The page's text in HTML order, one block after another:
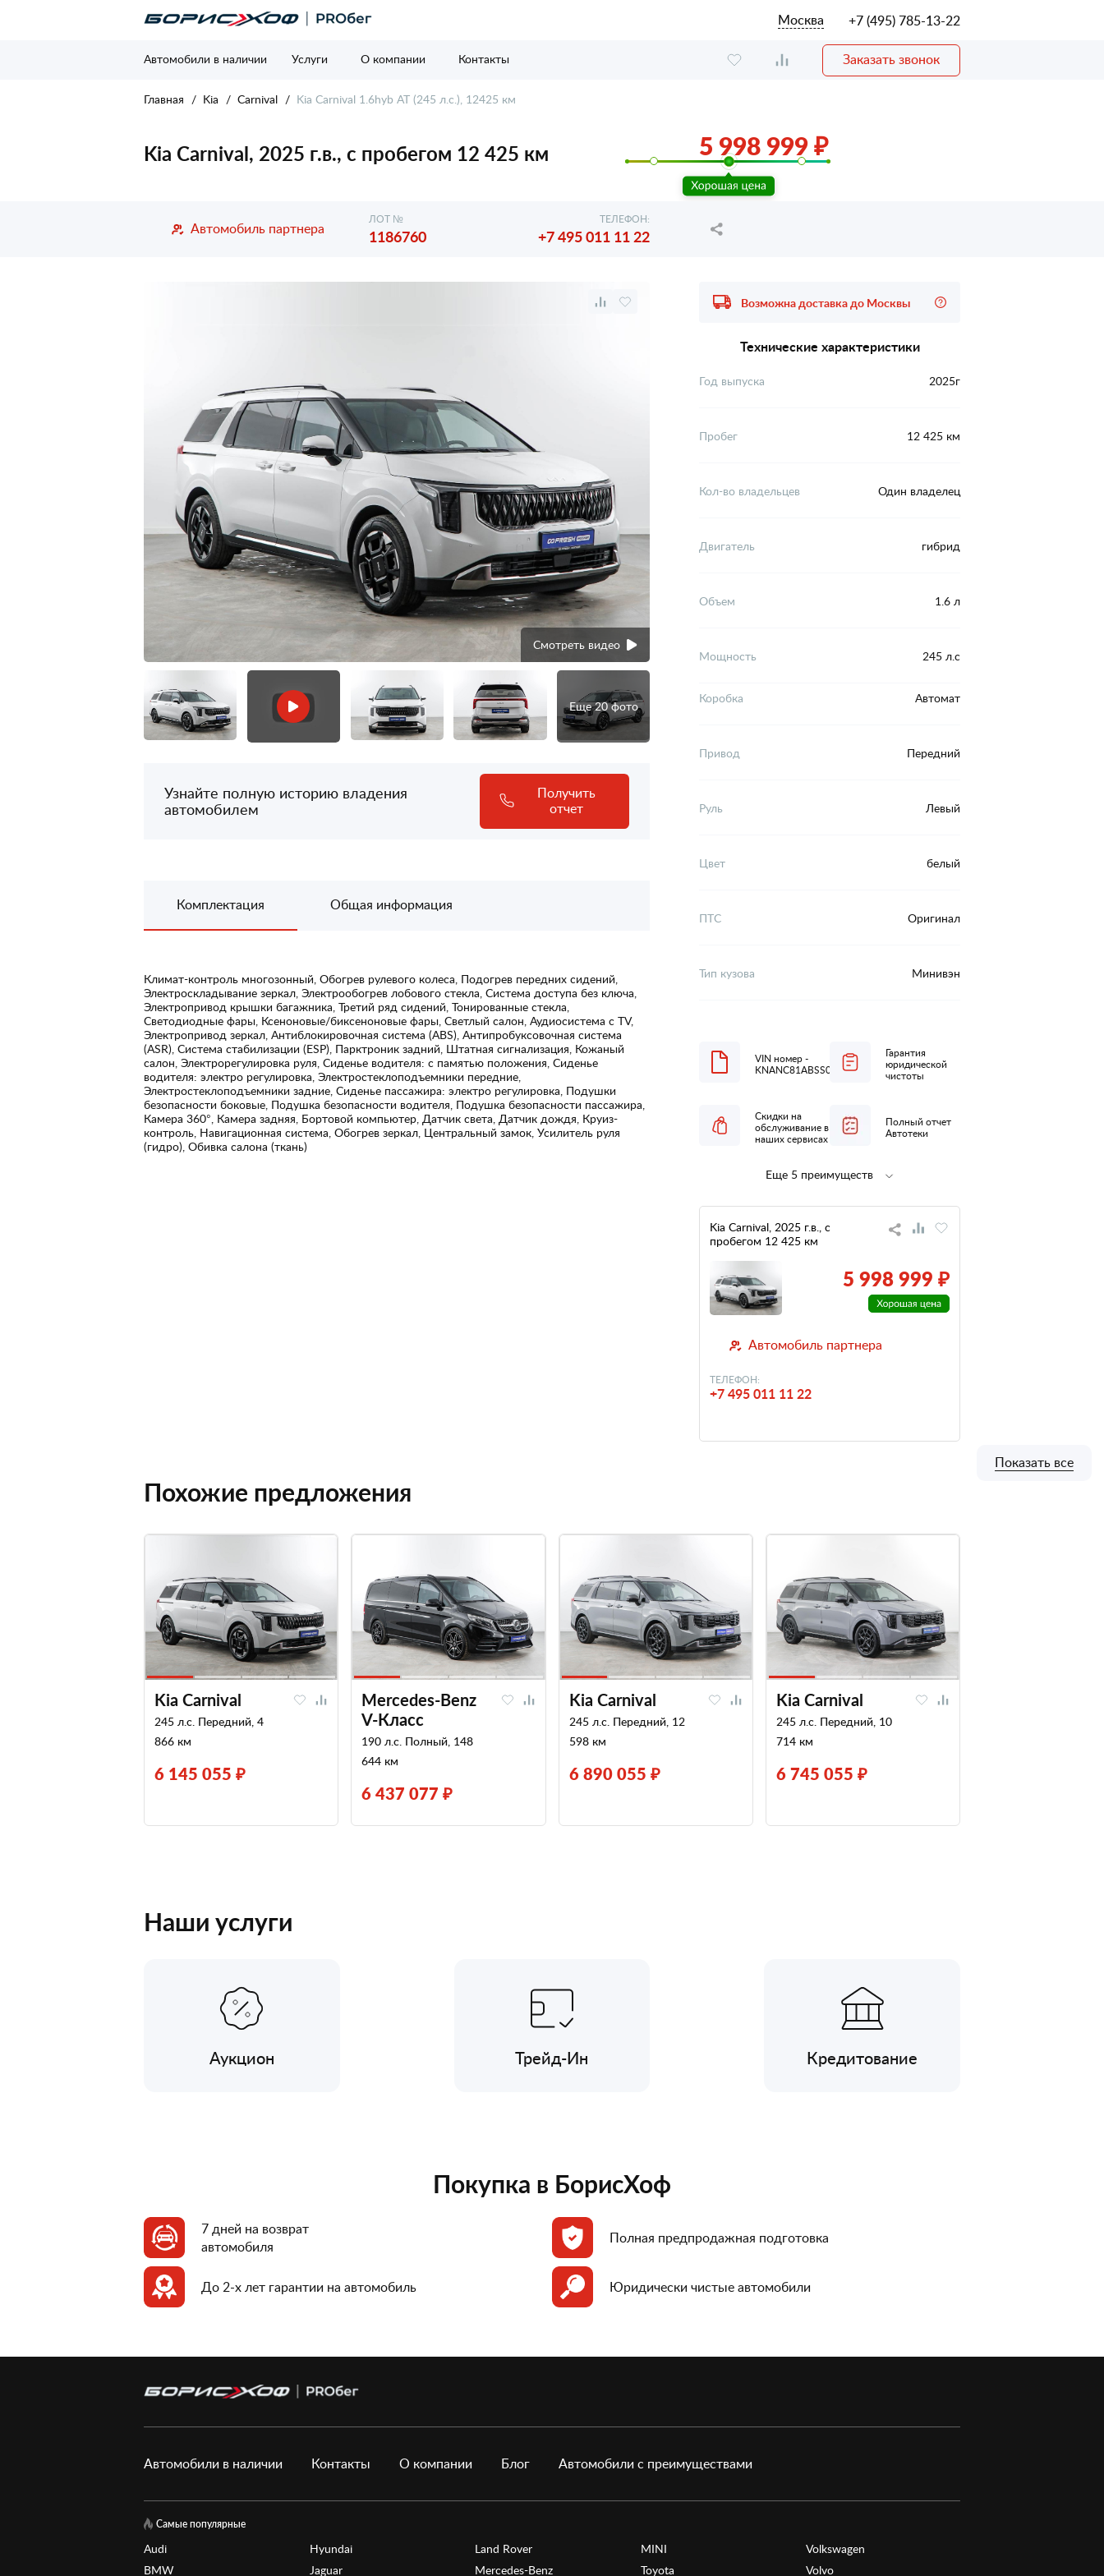
Москва +7 (495) 785-13-22
Автомобили в наличии Услуги О компании Контакты Заказать звонок
Главная Kia Carnival Kia Carnival 1.6hyb AT (245 л.с.), 12425 км
Kia Carnival, 2025 г.в., с пробегом 12 425 км 5 998 999 ₽
Автомобиль партнера
ЛОТ №
1186760
ТЕЛЕФОН:
+7 495 011 11 22
Смотреть видео
Еще 20 фото
Узнайте полную историю владения
автомобилем
Получить
отчет
Комплектация Общая информация
Климат-контроль многозонный, Обогрев рулевого колеса, Подогрев передних сидений,
Электроскладывание зеркал, Электрообогрев лобового стекла, Система доступа без ключа,
Электропривод крышки багажника, Третий ряд сидений, Тонированные стекла,
Светодиодные фары, Ксеноновые/биксеноновые фары, Светлый салон, Аудиосистема с TV,
Электропривод зеркал, Антиблокировочная система (ABS), Антипробуксовочная система
(ASR), Система стабилизации (ESP), Парктроник задний, Штатная сигнализация, Кожаный
салон, Электрорегулировка руля, Сиденье водителя: с памятью положения, Сиденье
водителя: электро регулировка, Электростеклоподъемники передние,
Электростеклоподъемники задние, Сиденье пассажира: электро регулировка, Подушки
безопасности боковые, Подушка безопасности водителя, Подушка безопасности пассажира,
Камера 360°, Камера задняя, Бортовой компьютер, Датчик света, Датчик дождя, Круиз-
контроль, Навигационная система, Обогрев зеркал, Центральный замок, Усилитель руля
(гидро), Обивка салона (ткань)
Возможна доставка до Москвы
Технические характеристики
Год выпуска 2025г
Пробег 12 425 км
Кол-во владельцев Один владелец
Двигатель гибрид
Объем 1.6 л
Мощность 245 л.с
Коробка Автомат
Привод Передний
Руль Левый
Цвет белый
ПТС Оригинал
Тип кузова Минивэн
VIN номер -
KNANC81ABSS083517
Гарантия
юридической
чистоты
Скидки на
обслуживание в
наших сервисах
Полный отчет
Автотеки
Полная
не участвовал
в ДТП
низкий
Еще 5 преимуществ
Kia Carnival, 2025 г.в., с
пробегом 12 425 км
5 998 999 ₽
Автомобиль партнера
ТЕЛЕФОН:
+7 495 011 11 22
Похожие предложения
Kia Carnival
245 л.с. Передний, 4
866 км
6 145 055 ₽
Mercedes-Benz
V-Класс
190 л.с. Полный, 148
644 км
6 437 077 ₽
Kia Carnival
245 л.с. Передний, 12
598 км
6 890 055 ₽
Kia Carnival
245 л.с. Передний, 10
714 км
6 745 055 ₽
Показать все
Наши услуги
Аукцион Трейд-Ин Кредитование
Покупка в БорисХоф
7 дней на возврат
автомобиля
Полная предпродажная подготовка
До 2-х лет гарантии на автомобиль Юридически чистые автомобили
Автомобили в наличии Контакты О компании Блог Автомобили с преимуществами
Самые популярные
Audi
BMW
Hyundai
Jaguar
Land Rover
Mercedes-Benz
MINI
Toyota
Volkswagen
Volvo